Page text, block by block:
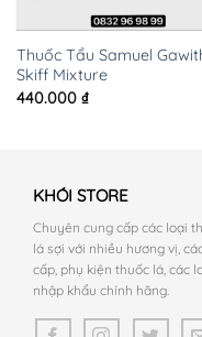
Thuốc Tẩu Samuel
Skiff Mixture
440.000 ₫
KHÓI STORE
Chuyên cung cấp các loại
lá sợi với nhiều hương vị,
cấp, phụ kiện thuốc lá, các
nhập khẩu chính hãng.